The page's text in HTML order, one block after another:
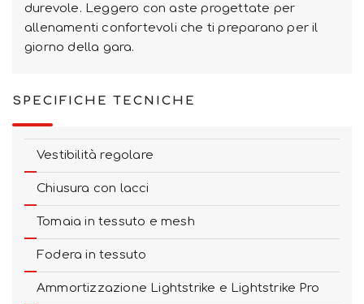
durevole. Leggero con aste progettate per
allenamenti confortevoli che ti preparano per il
giorno della gara.
SPECIFICHE TECNICHE
Vestibilità regolare
Chiusura con lacci
Tomaia in tessuto e mesh
Fodera in tessuto
Ammortizzazione Lightstrike e Lightstrike Pro